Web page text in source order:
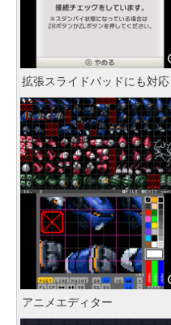
拡張スライドパッドにも対応
アニメエディター